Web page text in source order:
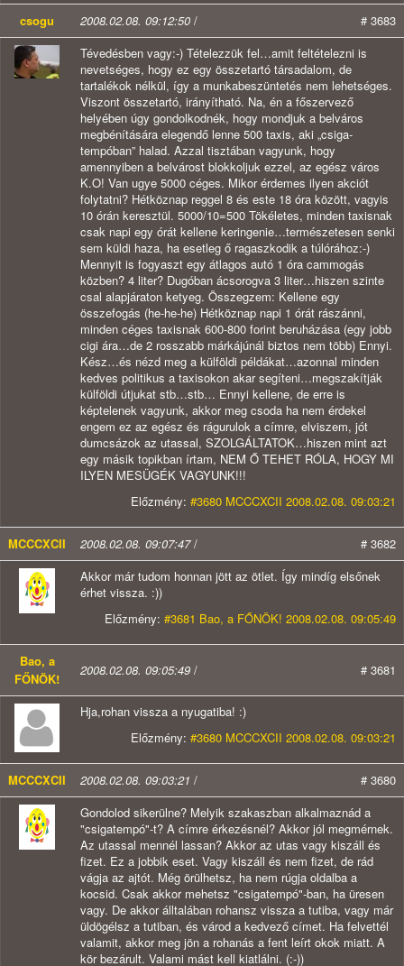
csogu 2008.02.08. 09:12:50 /
# 3683
Tévedésben vagy:-) Tételezzük fel…amit feltételezni is
nevetséges, hogy ez egy összetartó társadalom, de
tartalékok nélkül, így a munkabeszüntetés nem lehetséges.
Viszont összetartó, irányítható. Na, én a főszervező
helyében úgy gondolkodnék, hogy mondjuk a belváros
megbénítására elegendő lenne 500 taxis, aki „csiga-
tempóban” halad. Azzal tisztában vagyunk, hogy
amennyiben a belvárost blokkoljuk ezzel, az egész város
K.O! Van ugye 5000 céges. Mikor érdemes ilyen akciót
folytatni? Hétköznap reggel 8 és este 18 óra között, vagyis
10 órán keresztül. 5000/10=500 Tökéletes, minden taxisnak
csak napi egy órát kellene keringenie…természetesen senki
sem küldi haza, ha esetleg ő ragaszkodik a túlórához:-)
Mennyit is fogyaszt egy átlagos autó 1 óra cammogás
közben? 4 liter? Dugóban ácsorogva 3 liter…hiszen szinte
csal alapjáraton ketyeg. Összegzem: Kellene egy
összefogás (he-he-he) Hétköznap napi 1 órát rászánni,
minden céges taxisnak 600-800 forint beruházása (egy jobb
cigi ára…de 2 rosszabb márkájúnál biztos nem több) Ennyi.
Kész…és nézd meg a külföldi példákat…azonnal minden
kedves politikus a taxisokon akar segíteni…megszakítják
külföldi útjukat stb…stb… Ennyi kellene, de erre is
képtelenek vagyunk, akkor meg csoda ha nem érdekel
engem ez az egész és rágurulok a címre, elviszem, jót
dumcsázok az utassal, SZOLGÁLTATOK…hiszen mint azt
egy másik topikban írtam, NEM Ő TEHET RÓLA, HOGY MI
ILYEN MESÜGÉK VAGYUNK!!!
Előzmény: #3680 MCCCXCII 2008.02.08. 09:03:21
MCCCXCII 2008.02.08. 09:07:47/
# 3682
Akkor már tudom honnan jött az ötlet. Így mindíg elsőnek
érhet vissza. :))
Előzmény: #3681 Bao, a FŐNÖK! 2008.02.08. 09:05:49
Bao, a
FŐNÖK!
2008.02.08. 09:05:49 / # 3681
Hja,rohan vissza a nyugatiba! :)
Előzmény: #3680 MCCCXCII 2008.02.08. 09:03:21
MCCCXCII 2008.02.08. 09:03:21 /
# 3680
Gondolod sikerülne? Melyik szakaszban alkalmaznád a
"csigatempó"-t? A címre érkezésnél? Akkor jól megmérnek.
Az utassal mennél lassan? Akkor az utas vagy kiszáll és
fizet. Ez a jobbik eset. Vagy kiszáll és nem fizet, de rád
vágja az ajtót. Még örülhetsz, ha nem rúgja oldalba a
kocsid. Csak akkor mehetsz "csigatempó"-ban, ha üresen
vagy. De akkor álltalában rohansz vissza a tutiba, vagy már
üldögélsz a tutiban, és várod a kedvező címet. Ha felvettél
valamit, akkor meg jön a rohanás a fent leírt okok miatt. A
kör bezárult. Valami mást kell kiatlálni. (:-))